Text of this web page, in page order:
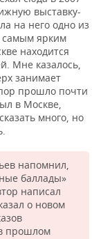
выставку-
на него одно из
ярким
находится
Мне казалось,
занимает
прошло почти
в Москве,
много, но
напомнил,
баллады»
написал
о новом
прошлом